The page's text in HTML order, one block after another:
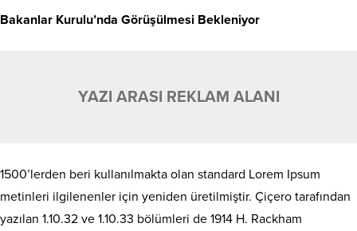
Bakanlar Kurulu’nda Görüşülmesi Bekleniyor
YAZI ARASI REKLAM ALANI
1500’lerden beri kullanılmakta olan standard Lorem Ipsum
metinleri ilgilenenler için yeniden üretilmiştir. Çiçero tarafından
yazılan 1.10.32 ve 1.10.33 bölümleri de 1914 H. Rackham